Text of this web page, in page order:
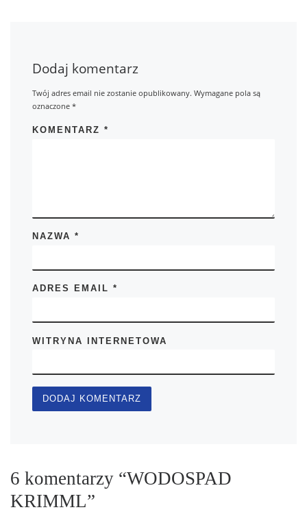
Dodaj komentarz
Twój adres email nie zostanie opublikowany. Wymagane pola są
oznaczone*
KOMENTARZ*
NAZWA*
ADRES EMAIL*
WITRYNA INTERNETOWA
6 komentarzy “WODOSPAD
KRIMML”